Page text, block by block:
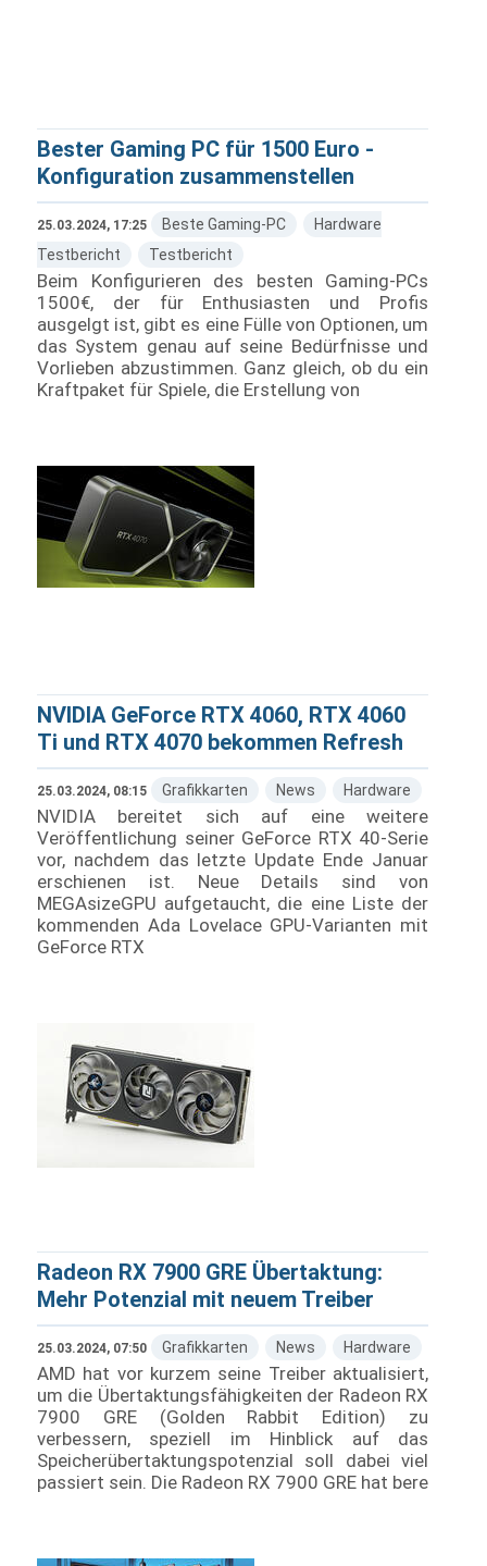
Bester Gaming PC für 1500 Euro -
Konfiguration zusammenstellen
25.03.2024, 17:25 Beste Gaming-PC
Hardware
Testbericht
Testbericht
Beim Konfigurieren des besten Gaming-PCs
1500€, der für Enthusiasten und Profis
ausgelgt ist, gibt es eine Fülle von Optionen, um
das System genau auf seine Bedürfnisse und
Vorlieben abzustimmen. Ganz gleich, ob du ein
Kraftpaket für Spiele, die Erstellung von
NVIDIA GeForce RTX 4060, RTX 4060
Ti und RTX 4070 bekommen Refresh
25.03.2024, 08:15 Grafikkarten News Hardware
NVIDIA bereitet sich auf eine weitere
Veröffentlichung seiner GeForce RTX 40-Serie
vor, nachdem das letzte Update Ende Januar
erschienen ist. Neue Details sind von
MEGAsizeGPU aufgetaucht, die eine Liste der
kommenden Ada Lovelace GPU-Varianten mit
GeForce RTX
Radeon RX 7900 GRE Übertaktung:
Mehr Potenzial mit neuem Treiber
25.03.2024, 07:50 Grafikkarten News Hardware
AMD hat vor kurzem seine Treiber aktualisiert,
um die Übertaktungsfähigkeiten der Radeon RX
7900 GRE (Golden Rabbit Edition) zu
verbessern, speziell im Hinblick auf das
Speicherübertaktungspotenzial soll dabei viel
passiert sein. Die Radeon RX 7900 GRE hat bere